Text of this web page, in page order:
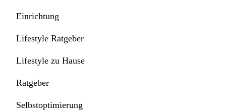
Einrichtung
Lifestyle Ratgeber
Lifestyle zu Hause
Ratgeber
Selbstoptimierung